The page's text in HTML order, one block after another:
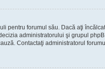
pentru forumul său. Dacă aţi
administratorului şi grupul
Contactaţi administratorul